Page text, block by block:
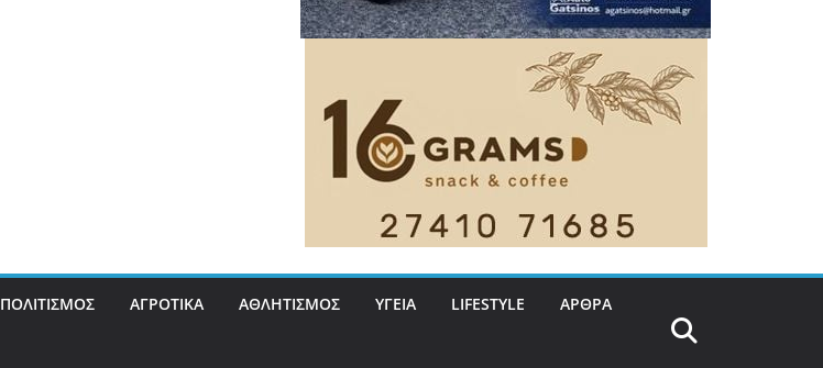
ΠΟΛΙΤΙΣΜΟΣ ΑΓΡΟΤΙΚΑ ΑΘΛΗΤΙΣΜΟΣ ΥΓΕΙΑ LIFESTYLE ΑΡΘΡΑ